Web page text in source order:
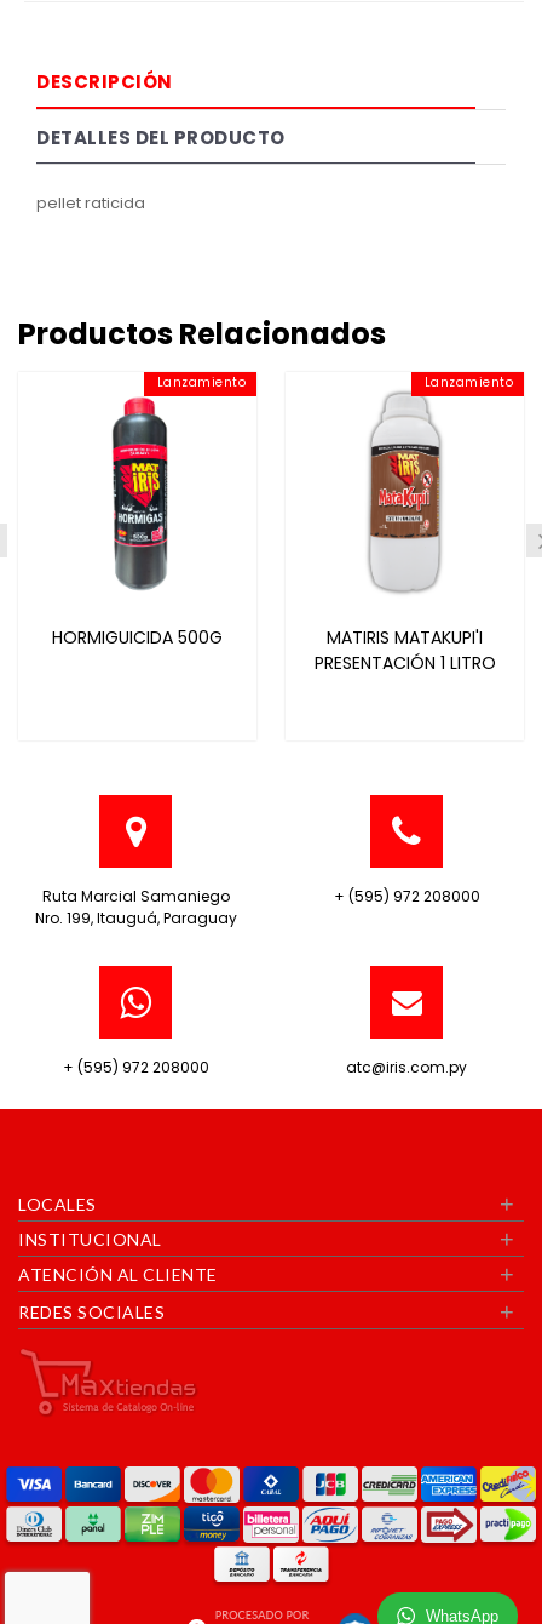
DESCRIPCIÓN
DETALLES DEL PRODUCTO
pellet raticida
Productos Relacionados
Lanzamiento
HORMIGUICIDA 500G
Lanzamiento
MATIRIS MATAKUPI'I
PRESENTACIÓN 1 LITRO
Ruta Marcial Samaniego
Nro. 199, Itauguá, Paraguay
+ (595) 972 208000
+ (595) 972 208000 atc@iris.com.py
LOCALES +
INSTITUCIONAL +
ATENCIÓN AL CLIENTE +
REDES SOCIALES +
WhatsApp